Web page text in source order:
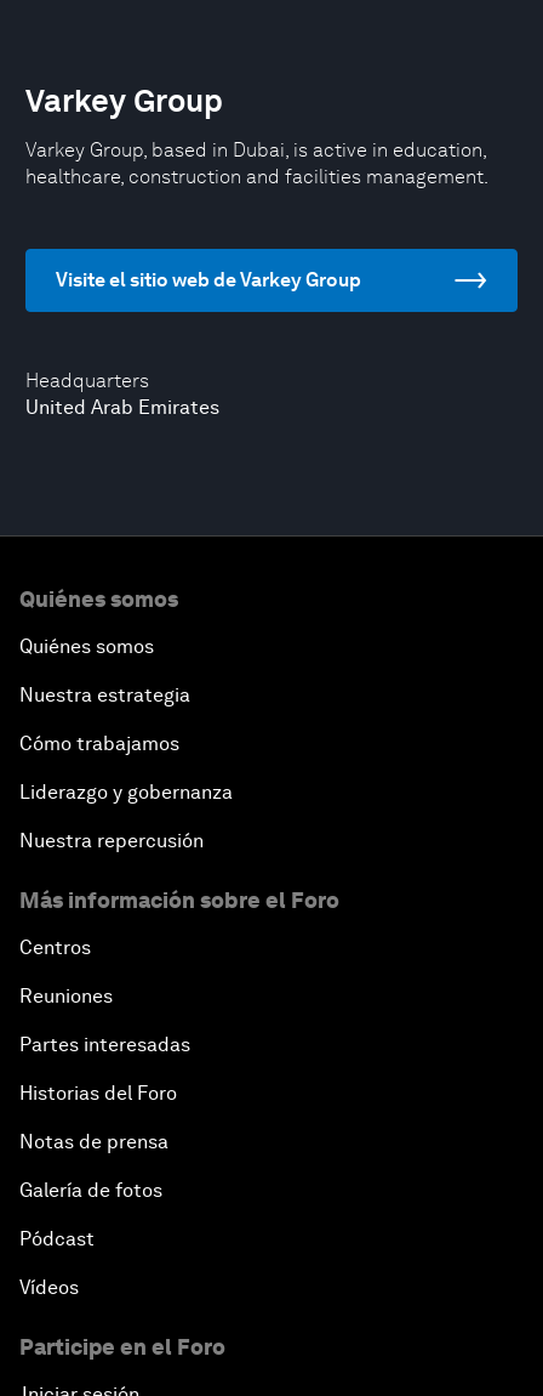
Headquarters
United Arab Emirates
Varkey Group
Varkey Group, based in Dubai, is active in education,
healthcare, construction and facilities management.
Visite el sitio web de Varkey Group
Quiénes somos
Quiénes somos
Nuestra estrategia
Cómo trabajamos
Liderazgo y gobernanza
Nuestra repercusión
Más información sobre el Foro
Centros
Reuniones
Partes interesadas
Historias del Foro
Notas de prensa
Galería de fotos
Pódcast
Vídeos
Participe en el Foro